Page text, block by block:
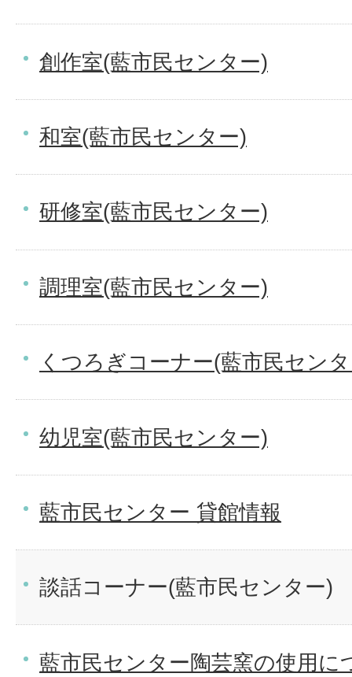
創作室(藍市民センター)
和室(藍市民センター)
研修室(藍市民センター)
調理室(藍市民センター)
くつろぎコーナー(藍市民セン
幼児室(藍市民センター)
藍市民センター 貸館情報
談話コーナー(藍市民センター)
藍市民センター陶芸窯の使用に